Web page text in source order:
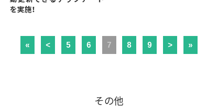
を実施！
« < 5 6 7 8 9 > »
その他